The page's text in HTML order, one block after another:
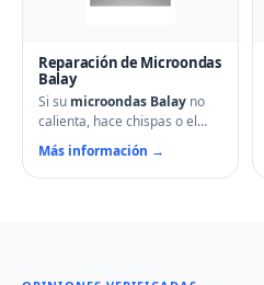
Reparación de Microondas
Balay
Si su microondas Balay no
calienta, hace chispas o el
plato no gira, contacte con
nuestro servicio técnico en
Rota. Reparamos
Más información →